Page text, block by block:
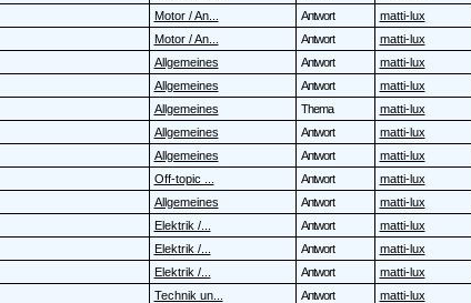
Motor / An... Antwort matti-lux
Motor / An... Antwort matti-lux
Allgemeines Antwort matti-lux
Allgemeines Antwort matti-lux
Allgemeines Thema matti-lux
Allgemeines Antwort matti-lux
Allgemeines Antwort matti-lux
Off-topic ... Antwort matti-lux
Allgemeines Antwort matti-lux
Elektrik /... Antwort matti-lux
Elektrik /... Antwort matti-lux
Elektrik /... Antwort matti-lux
Technik un... Antwort matti-lux